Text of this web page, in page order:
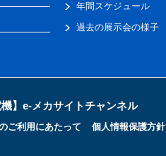
年間スケジュール
過去の展示会の様子
】e-メカサイトチャンネル
ご利用にあたって 個人情報保護方針